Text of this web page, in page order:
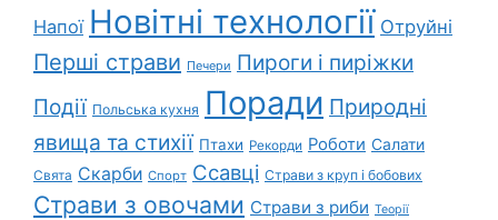
Напої Новітні технології Отруйні
Перші страви Печери Пироги і пиріжки
Події Польська кухня Поради Природні
явища та стихії Птахи Рекорди Роботи Салати
Свята Скарби Спорт Ссавці Страви з круп і бобових
Страви з овочами Страви з риби Теорії